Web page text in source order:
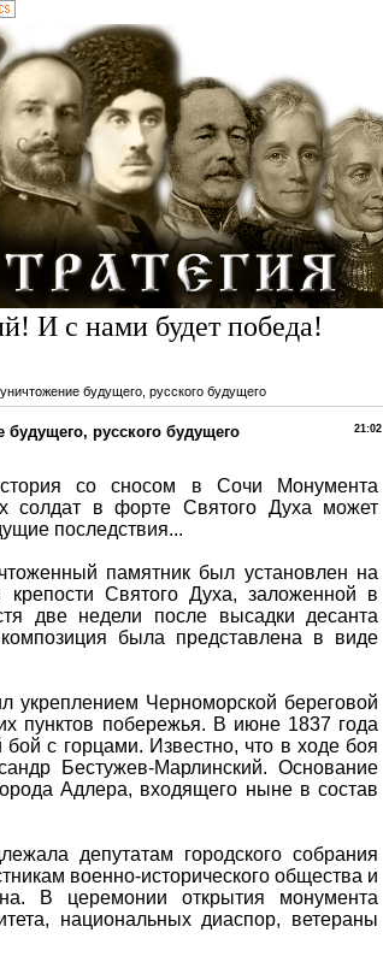
И с нами будет победа!
будущего, русского будущего
21:02
русского будущего
со сносом в Сочи Монумента
солдат в форте Святого Духа может
последствия...
памятник был установлен на
крепости Святого Духа, заложенной в
две недели после высадки десанта
была представлена в виде
укреплением Черноморской береговой
пунктов побережья. В июне 1837 года
с горцами. Известно, что в ходе боя
Бестужев-Марлинский. Основание
Адлера, входящего ныне в состав
депутатам городского собрания
военно-исторического общества и
В церемонии открытия монумента
национальных диаспор, ветераны